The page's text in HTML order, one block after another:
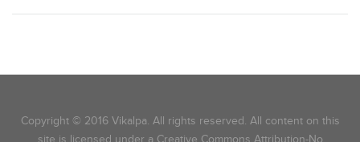
Copyright © 2016 Vikalpa. All rights reserved. All content on this
site is licensed under a Creative Commons Attribution-No